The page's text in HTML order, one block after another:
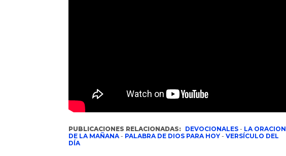
PUBLICACIONES RELACIONADAS: DEVOCIONALES- LA ORACION
DE LA MAÑANA- PALABRA DE DIOS PARA HOY- VERSÍCULO DEL
DÍA